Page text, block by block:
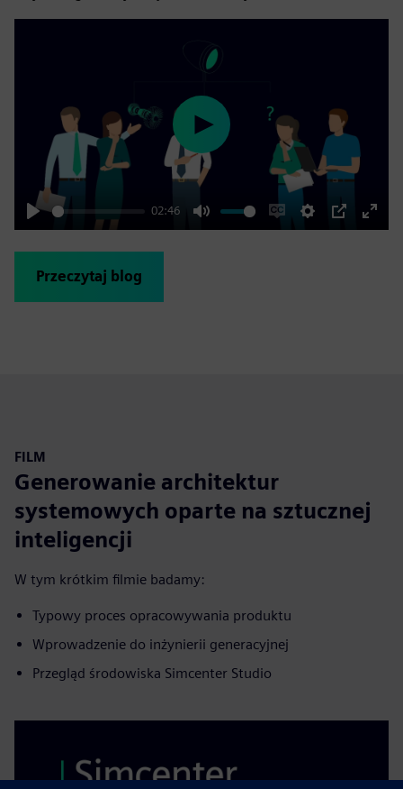
Play
02:46
Mute
EnableSettings
PIP
Enter
Play
Przeczytaj blog
FILM
Generowanie architektur
systemowych oparte na sztucznej
inteligencji
W tym krótkim filmie badamy:
Typowy proces opracowywania produktu
Wprowadzenie do inżynierii generacyjnej
Przegląd środowiska Simcenter Studio